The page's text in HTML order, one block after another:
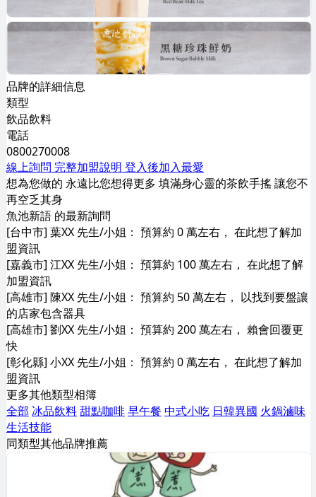
品牌的詳細信息
類型
飲品飲料
電話
0800270008
線上詢問 完整加盟說明 登入後加入最愛
想為您做的 永遠比您想得更多 填滿身心靈的茶飲手搖 讓您不
再空乏其身
魚池新語 的最新詢問
[台中市] 葉XX 先生/小姐： 預算約 0 萬左右， 在此想了解加
盟資訊
[嘉義市] 江XX 先生/小姐： 預算約 100 萬左右， 在此想了解
加盟資訊
[高雄市] 陳XX 先生/小姐： 預算約 50 萬左右， 以找到要盤讓
的店家包含器具
[高雄市] 劉XX 先生/小姐： 預算約 200 萬左右， 賴會回覆更
快
[彰化縣] 小XX 先生/小姐： 預算約 0 萬左右， 在此想了解加
盟資訊
更多其他類型相簿
全部 冰品飲料甜點咖啡早午餐 中式小吃 日韓異國 火鍋滷味
生活技能
同類型其他品牌推薦